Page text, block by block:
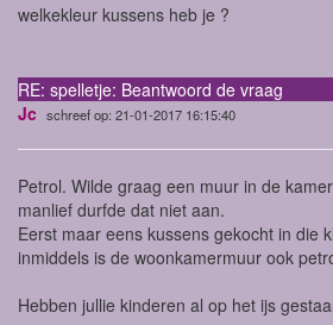
welkekleur kussens heb je ?
RE: spelletje: Beantwoord de vraag
Jc schreef op: 21-01-2017 16:15:40
Petrol. Wilde graag een muur in de
manlief durfde dat niet aan.
Eerst maar eens kussens gekocht in die
inmiddels is de woonkamermuur ook
Hebben jullie kinderen al op het ijs